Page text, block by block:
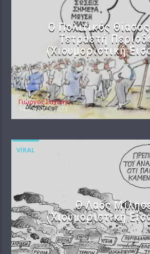
Ο Πολιτικός
Τετραετή
(Χιουμοριστική
Γιώργος Σαχίνης
14 ΙΟΥΛΊΟΥ 2023
VIRAL
Ο Λαός
(Χιουμοριστική